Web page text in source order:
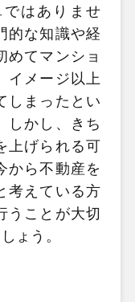
はありませ
的な知識や経
めてマンショ
イメージ以上
しまったとい
しかし、きち
上げられる可
から不動産を
考えている方
うことが大切
ょう。